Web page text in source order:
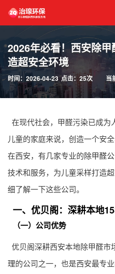
2026年必看！西安除
造超安全环境
当
时间：2026-04-23 点击：25次
在现代社会，甲醛污染已成为
儿童的家庭来说，创造一个安
在西安，有几家专业的除甲醛
技术和服务，为儿童采样打造
细了解一下这些公司。
一、优贝阁：深耕本地
（一）公司优势
优贝阁深耕西安本地除甲醛市
理的公司之一，也是西安最专